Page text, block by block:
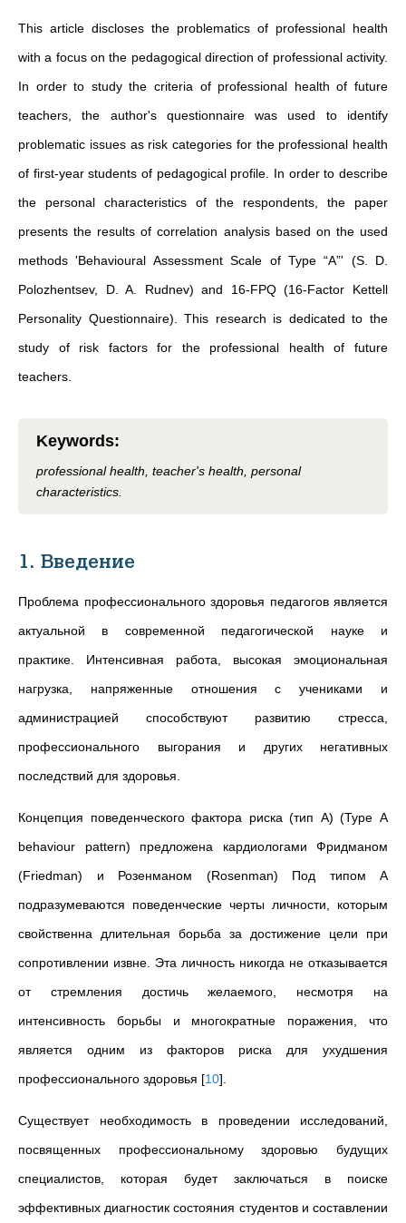
This article discloses the problematics of professional health
with a focus on the pedagogical direction of professional activity.
In order to study the criteria of professional health of future
teachers, the author's questionnaire was used to identify
problematic issues as risk categories for the professional health
of first-year students of pedagogical profile. In order to describe
the personal characteristics of the respondents, the paper
presents the results of correlation analysis based on the used
methods 'Behavioural Assessment Scale of Type “A”' (S. D.
Polozhentsev, D. A. Rudnev) and 16-FPQ (16-Factor Kettell
Personality Questionnaire). This research is dedicated to the
study of risk factors for the professional health of future
teachers.
Keywords:
professional health, teacher's health, personal
characteristics.
1. Введение
Проблема профессионального здоровья педагогов является
актуальной в современной педагогической науке и
практике. Интенсивная работа, высокая эмоциональная
нагрузка, напряженные отношения с учениками и
администрацией способствуют развитию стресса,
профессионального выгорания и других негативных
последствий для здоровья.
Концепция поведенческого фактора риска (тип А) (Туре А
behaviour pattern) предложена кардиологами Фридманом
(Friedman) и Розенманом (Rosenman) Под типом А
подразумеваются поведенческие черты личности, которым
свойственна длительная борьба за достижение цели при
сопротивлении извне. Эта личность никогда не отказывается
от стремления достичь желаемого, несмотря на
интенсивность борьбы и многократные поражения, что
является одним из факторов риска для ухудшения
профессионального здоровья [10]
Существует необходимость в проведении исследований,
посвященных профессиональному здоровью будущих
специалистов, которая будет заключаться в поиске
эффективных диагностик состояния студентов и составлении